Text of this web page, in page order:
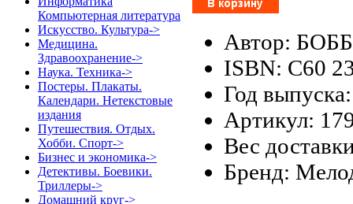
Компьютерная литература
Искусство. Культура->
Медицина.
Здравоохранение->
Наука. Техника->
Постеры. Плакаты.
Календари. Нетекстовые
издания
Путешествия. Отдых.
Хобби. Спорт->
Бизнес и экономика->
Детективы. Боевики.
Триллеры->
Домашний круг->
Автор:
ISBN: С60
Год
Артикул:
Вес
Бренд: